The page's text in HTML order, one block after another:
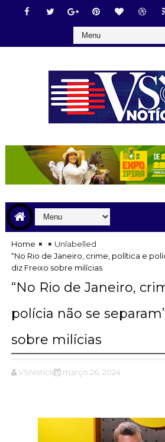
Home
Unlabelled
“No Rio de Janeiro, crime, política e
diz Freixo sobre milícias
“No Rio de Janeiro,
polícia não se
sobre milícias
VSNotícias março 26, 2024